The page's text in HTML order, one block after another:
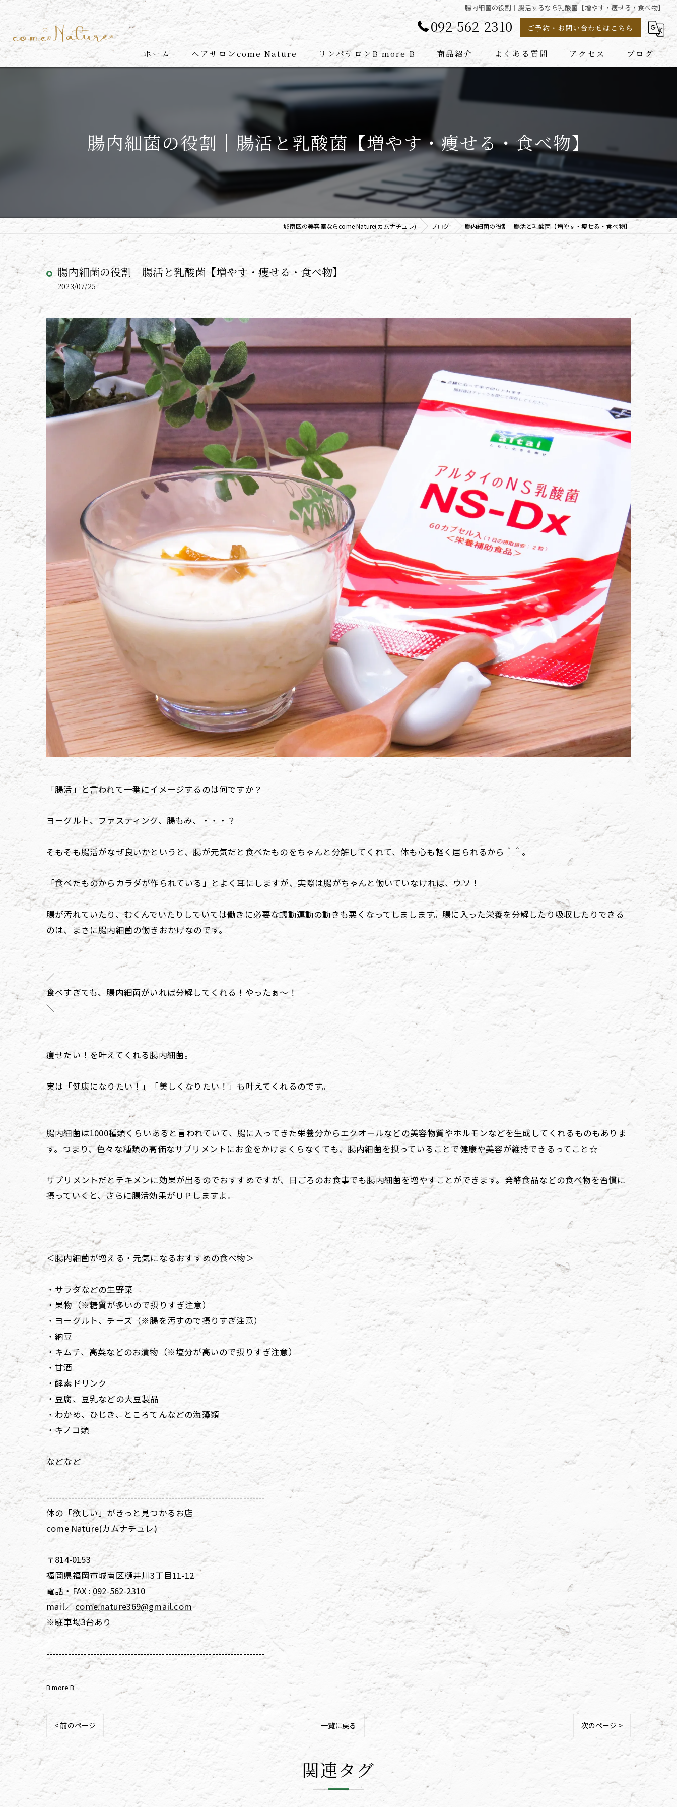
腸内細菌の役割｜腸活するなら乳酸菌【増やす・痩せる・食べ物】
092-562-2310 ご予約・お問い合わせはこちら
ホーム ヘアサロンcome Nature
come Natureの特徴
メンズ
ヘッドスパ
リンパサロンB more B
セラピスト紹介
リンパマッサージの流れ
B more Bの特徴
リンパ
商品紹介 よくある質問 アクセス ブログ
腸内細菌の役割｜腸活と乳酸菌【増やす・痩せる・食べ物】
城南区の美容室ならcome Nature(カムナチュレ) ブログ 腸内細菌の役割｜腸活と乳酸菌【増やす・痩せる・食べ物】
腸内細菌の役割｜腸活と乳酸菌【増やす・痩せる・食べ物】
2023/07/25
「腸活」と言われて一番にイメージするのは何ですか？
ヨーグルト、ファスティング、腸もみ、・・・？
そもそも腸活がなぜ良いかというと、腸が元気だと食べたものをちゃんと分解してくれて、体も心も軽く居られるから＾＾。
「食べたものからカラダが作られている」とよく耳にしますが、実際は腸がちゃんと働いていなければ、ウソ！
腸が汚れていたり、むくんでいたりしていては働きに必要な蠕動運動の動きも悪くなってしまします。腸に入った栄養を分解したり吸収したりできる
のは、まさに腸内細菌の働きおかげなのです。
／
食べすぎても、腸内細菌がいれば分解してくれる！やったぁ～！
＼
痩せたい！を叶えてくれる腸内細菌。
実は「健康になりたい！」「美しくなりたい！」も叶えてくれるのです。
腸内細菌は1000種類くらいあると言われていて、腸に入ってきた栄養分からエクオールなどの美容物質やホルモンなどを生成してくれるものもありま
す。つまり、色々な種類の高価なサプリメントにお金をかけまくらなくても、腸内細菌を摂っていることで健康や美容が維持できるってこと☆
サプリメントだとテキメンに効果が出るのでおすすめですが、日ごろのお食事でも腸内細菌を増やすことができます。発酵食品などの食べ物を習慣に
摂っていくと、さらに腸活効果がＵＰしますよ。
＜腸内細菌が増える・元気になるおすすめの食べ物＞
・サラダなどの生野菜
・果物（※糖質が多いので摂りすぎ注意）
・ヨーグルト、チーズ（※腸を汚すので摂りすぎ注意）
・納豆
・キムチ、高菜などのお漬物（※塩分が高いので摂りすぎ注意）
・甘酒
・酵素ドリンク
・豆腐、豆乳などの大豆製品
・わかめ、ひじき、ところてんなどの海藻類
・キノコ類
などなど
----------------------------------------------------------------------
体の「欲しい」がきっと見つかるお店
come Nature(カムナチュレ)
〒814-0153
福岡県福岡市城南区樋井川3丁目11-12
電話・FAX : 092-562-2310
mail／come.nature369@gmail.com
※駐車場3台あり
----------------------------------------------------------------------
B more B
< 前のページ 一覧に戻る 次のページ >
関連タグ